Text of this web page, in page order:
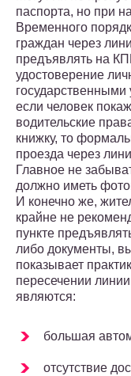
паспорта, но при
Временного
граждан через
предъявлять на
удостоверение
если человек
водительские
книжку, то
проезда через
Главное не
должно иметь
И конечно же,
крайне не
пункте
либо документы,
показывает
пересечении
являются:
большая
отсутствие